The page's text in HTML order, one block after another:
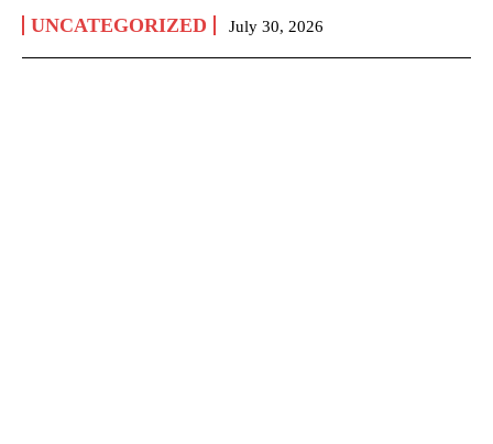
UNCATEGORIZED July 30, 2026